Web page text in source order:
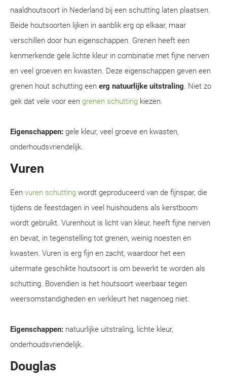
naaldhoutsoort in Nederland bij een schutting laten plaatsen.
Beide houtsoorten lijken in aanblik erg op elkaar, maar
verschillen door hun eigenschappen. Grenen heeft een
kenmerkende gele lichte kleur in combinatie met fijne nerven
en veel groeven en kwasten. Deze eigenschappen geven een
grenen hout schutting een erg natuurlijke uitstraling. Niet zo
gek dat vele voor een grenen schutting kiezen.
Eigenschappen: gele kleur, veel groeve en kwasten,
onderhoudsvriendelijk.
Vuren
Een vuren schutting wordt geproduceerd van de fijnspar, die
tijdens de feestdagen in veel huishoudens als kerstboom
wordt gebruikt. Vurenhout is licht van kleur, heeft fijne nerven
en bevat, in tegenstelling tot grenen, weinig noesten en
kwasten. Vuren is erg fijn en zacht, waardoor het een
uitermate geschikte houtsoort is om bewerkt te worden als
schutting. Bovendien is het houtsoort weerbaar tegen
weersomstandigheden en verkleurt het nagenoeg niet.
Eigenschappen: natuurlijke uitstraling, lichte kleur,
onderhoudsvriendelijk.
Douglas